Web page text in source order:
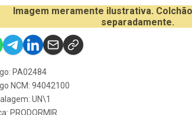
Imagem meramente ilustrativa.
separadamente.
PA02484
NCM: 94042100
UN\1
PRODORMIR